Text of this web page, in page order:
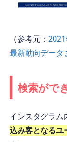
（参考元：
最新動向データ
検索がで
インスタグラム
込み客となるユ